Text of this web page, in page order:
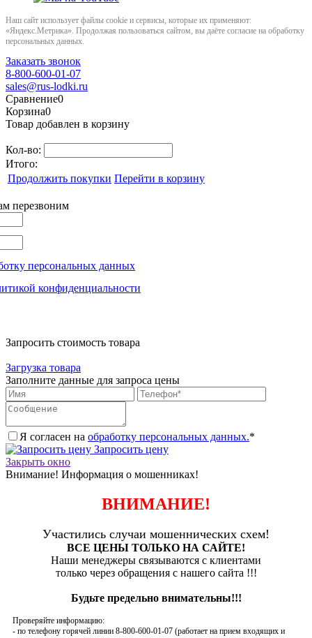
Наш сайт использует файлы cookie и сервисы, которые их применяют:
«Яндекс.Метрика». Продолжая пользоваться сайтом, вы даёте согласие на обработку
персональных данных.
Заказать звонок
8-800-600-01-07
sales@rus-lodki.ru
Сравнение0
Корзина0
Товар добавлен в корзину
Кол-во:
Итого:
Продолжить покупки Перейти в корзину
перезвоним
персональных данных
конфиденциальности
Запросить стоимость товара
Загрузка товара
Заполните данные для запроса цены
Я согласен на обработку персональных данных.*
Запросить цену
Закрыть окно
Внимание! Информация о мошенниках!
ВНИМАНИЕ!
Участились случаи мошеннических схем!
ВСЕ ЦЕНЫ ТОЛЬКО НА САЙТЕ!
Наши менеджеры связываются с клиентами
только через обращения с нашего сайта !!!
Будьте предельно внимательны!!!
Проверяйте информацию:
- по телефону горячей линии 8-800-600-01-07 (работает на прием входящих и